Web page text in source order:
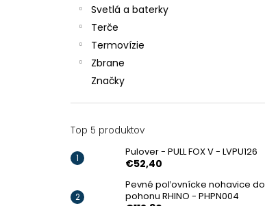
Svetlá a baterky
Terče
Termovízie
Zbrane
Značky
Top 5 produktov
Pulover - PULL FOX V - LVPU126
€52,40
Pevné poľovnícke nohavice do
pohonu RHINO - PHPN004